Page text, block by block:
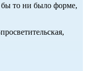
бы то ни было форме,